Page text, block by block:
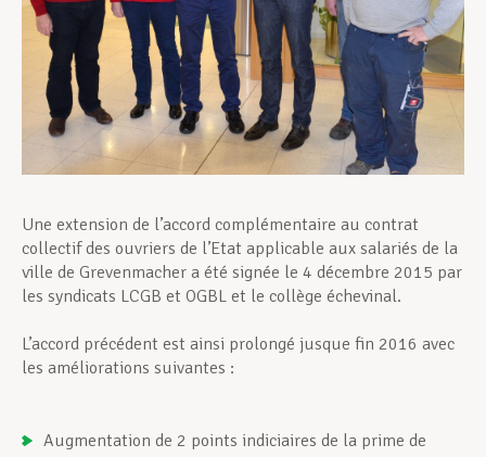
Devenir Membre
Actualités
Une extension de l’accord complémentaire au contrat
collectif des ouvriers de l’Etat applicable aux salariés de la
ville de Grevenmacher a été signée le 4 décembre 2015 par
les syndicats LCGB et OGBL et le collège échevinal.
L’accord précédent est ainsi prolongé jusque fin 2016 avec
les améliorations suivantes :
Augmentation de 2 points indiciaires de la prime de